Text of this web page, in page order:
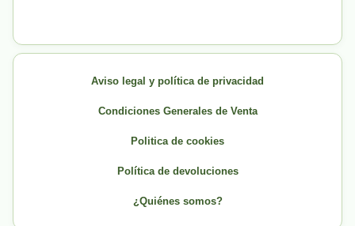
Aviso legal y política de privacidad
Condiciones Generales de Venta
Politica de cookies
Política de devoluciones
¿Quiénes somos?